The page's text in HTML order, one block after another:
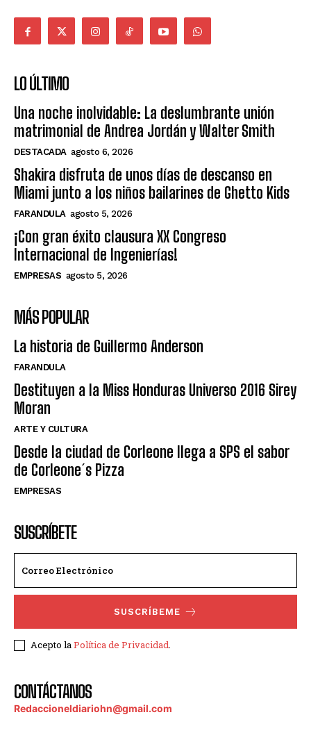
LO ÚLTIMO
Una noche inolvidable: La deslumbrante unión
matrimonial de Andrea Jordán y Walter Smith
DESTACADA agosto 6, 2026
Shakira disfruta de unos días de descanso en
Miami junto a los niños bailarines de Ghetto Kids
FARANDULA agosto 5, 2026
¡Con gran éxito clausura XX Congreso
Internacional de Ingenierías!
EMPRESAS agosto 5, 2026
MÁS POPULAR
La historia de Guillermo Anderson
FARANDULA
Destituyen a la Miss Honduras Universo 2016 Sirey
Moran
ARTE Y CULTURA
Desde la ciudad de Corleone llega a SPS el sabor
de Corleone´s Pizza
EMPRESAS
SUSCRÍBETE
SUSCRÍBEME
Acepto laPolítica de Privacidad.
CONTÁCTANOS
Redaccioneldiariohn@gmail.com